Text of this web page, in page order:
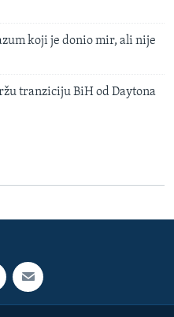
koji je donio mir, ali nije
tranziciju BiH od Daytona